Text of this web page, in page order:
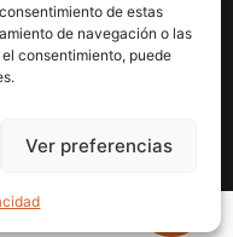
de estas
de navegación o las
consentimiento, puede
Ver preferencias